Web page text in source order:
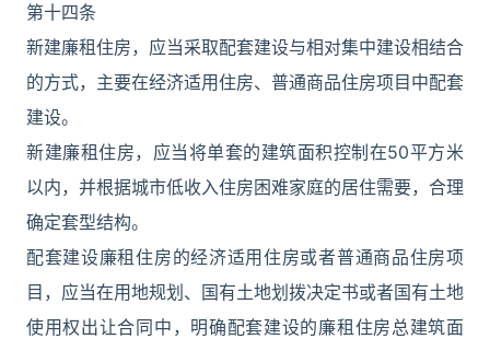
第十四条
新建廉租住房，应当采取配套建设与相对集中建设相结合
的方式，主要在经济适用住房、普通商品住房项目中配套
建设。
新建廉租住房，应当将单套的建筑面积控制在50平方米
以内，并根据城市低收入住房困难家庭的居住需要，合理
确定套型结构。
配套建设廉租住房的经济适用住房或者普通商品住房项
目，应当在用地规划、国有土地划拨决定书或者国有土地
使用权出让合同中，明确配套建设的廉租住房总建筑面